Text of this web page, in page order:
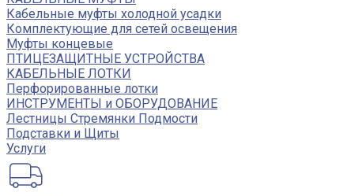
Кабельные муфты холодной усадки
Комплектующие для сетей освещения
Муфты концевые
ПТИЦЕЗАЩИТНЫЕ УСТРОЙСТВА
КАБЕЛЬНЫЕ ЛОТКИ
Перфорированные лотки
ИНСТРУМЕНТЫ и ОБОРУДОВАНИЕ
Лестницы Стремянки Подмости
Подставки и Щиты
Услуги